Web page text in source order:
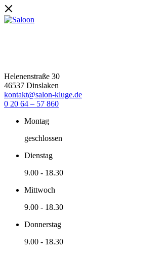
Helenenstraße 30
46537 Dinslaken
kontakt@salon-kluge.de
0 20 64 – 57 860
Montag
geschlossen
Dienstag
9.00 - 18.30
Mittwoch
9.00 - 18.30
Donnerstag
9.00 - 18.30